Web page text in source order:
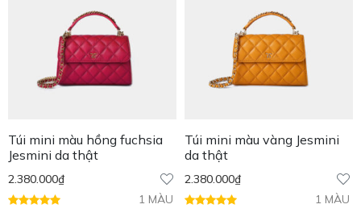
Túi mini màu hồng fuchsia
Jesmini da thật
2.380.000₫
1 MÀU
Túi mini màu vàng Jesmini
da thật
2.380.000₫
1 MÀU